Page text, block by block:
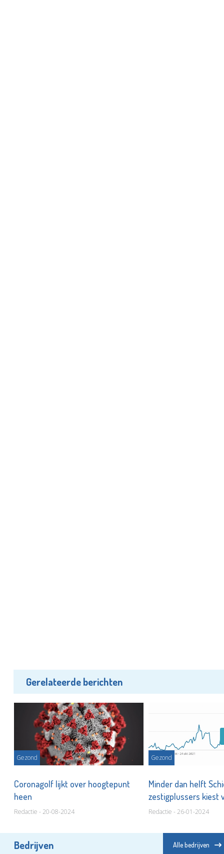
Gerelateerde berichten
Gezond
Coronagolf lijkt over hoogtepunt
heen
Redactie - 20-08-2024
Gezond
Minder dan helft
zestigplussers kiest
Redactie - 26-01-2024
Bedrijven Alle bedrijven